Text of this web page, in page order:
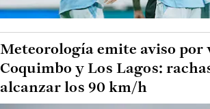
Meteorología emite aviso por
Coquimbo y Los Lagos:
alcanzar los 90 km/h